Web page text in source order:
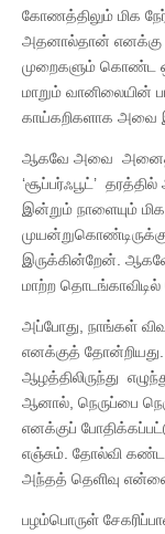
கோணத்திலும் மிக
அதனால்தான் எனக்கு
முறைகளும் கொண்ட
மாறும் வானிலையின்
காய்கறிகளாக அவை
ஆகவே அவை
‘சூப்பர்ஃபூட்’
இன்றும் நாளையும்
இருக்கின்றேன்.
மாற்ற தொடங்காவிடில்
அப்போது, நாங்கள்
எனக்குத் தோன்றியது.
ஆழத்திலிருந்து
ஆனால், நெருப்பை
எனக்குப்
எஞ்சும். தோல்வி
அந்தத் தெளிவு
பழம்பொருள்